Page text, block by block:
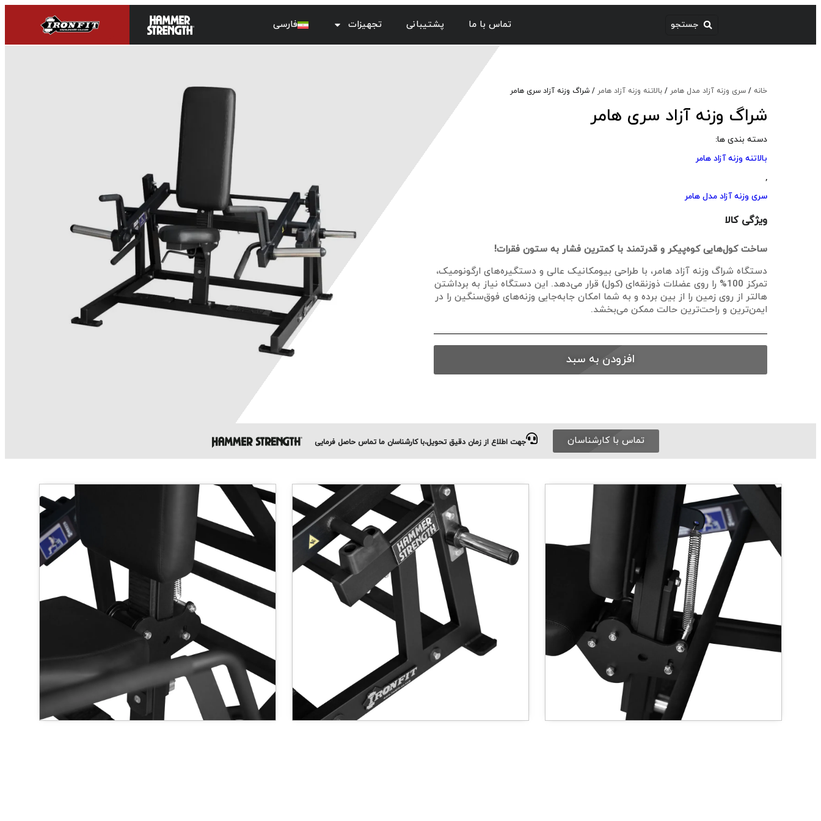
تماس با ما پشتیبانی تجهیزات فارسی
خانه / سری وزنه آزاد مدل هامر / بالاتنه وزنه آزاد هامر / شراگ وزنه آزاد سری هامر
شراگ وزنه آزاد سری هامر
دسته بندی ها:
بالاتنه وزنه آزاد هامر
,
سری وزنه آزاد مدل هامر
ویژگی کالا
ساخت کول‌هایی کوه‌پیکر و قدرتمند با کمترین فشار به ستون فقرات!
دستگاه شراگ وزنه آزاد هامر، با طراحی بیومکانیک عالی و دستگیره‌های ارگونومیک،
تمرکز 100%
را روی عضلات ذوزنقه‌ای (کول) قرار می‌دهد. این دستگاه نیاز به برداشتن
هالتر از روی زمین را از بین برده و به شما امکان جابه‌جایی وزنه‌های فوق‌سنگین را در
ایمن‌ترین و راحت‌ترین حالت ممکن می‌بخشد.
افزودن به سبد
تماس با کارشناسان جهت اطلاع از زمان دقیق تحویل،با کارشناسان ما تماس حاصل فرمایی